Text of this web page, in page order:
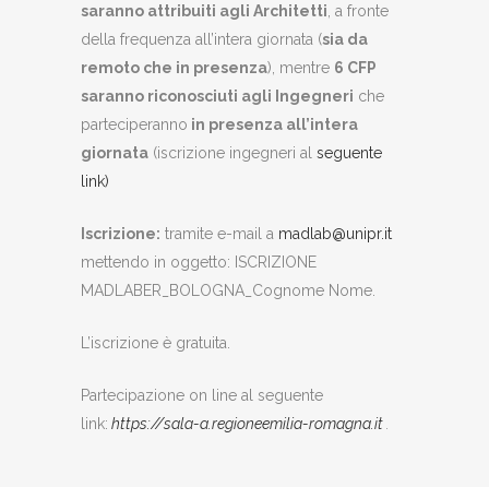
saranno attribuiti agli Architetti , a fronte
della frequenza all’intera giornata (sia da
remoto che in presenza), mentre 6 CFP
saranno riconosciuti agli Ingegneri che
parteciperanno in presenza all’intera
giornata (iscrizione ingegneri al seguente
link)
Iscrizione: tramite e-mail a madlab@unipr.it
mettendo in oggetto: ISCRIZIONE
MADLABER_BOLOGNA_Cognome Nome.
L’iscrizione è gratuita.​
​Partecipazione on line al seguente
link: https://sala-a.regioneemilia-romagna.it